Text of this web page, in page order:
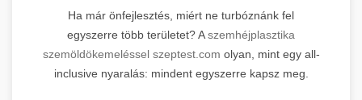
Ha már önfejlesztés, miért ne turbóznánk fel
egyszerre több területet? Aszemhéjplasztika
szemöldökemeléssel szeptest.com olyan, mint egy all-
inclusive nyaralás: mindent egyszerre kapsz meg.